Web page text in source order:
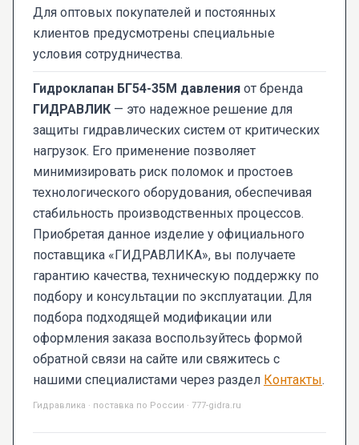
Для оптовых покупателей и постоянных
клиентов предусмотрены специальные
условия сотрудничества.
Гидроклапан БГ54-35М давления от бренда
ГИДРАВЛИК — это надежное решение для
защиты гидравлических систем от критических
нагрузок. Его применение позволяет
минимизировать риск поломок и простоев
технологического оборудования, обеспечивая
стабильность производственных процессов.
Приобретая данное изделие у официального
поставщика «ГИДРАВЛИКА», вы получаете
гарантию качества, техническую поддержку по
подбору и консультации по эксплуатации. Для
подбора подходящей модификации или
оформления заказа воспользуйтесь формой
обратной связи на сайте или свяжитесь с
нашими специалистами через раздел Контакты.
Гидравлика · поставка по России · 777-gidra.ru